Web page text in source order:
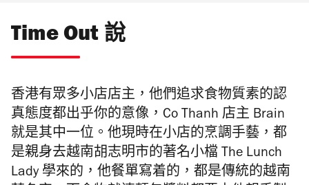
Time Out 說
香港有眾多小店店主，他們追求食物質素的認
真態度都出乎你的意像，Co Thanh 店主 Brain
就是其中一位。他現時在小店的烹調手藝，都
是親身去越南胡志明市的著名小檔 The Lunch
Lady 學來的，他餐單寫着的，都是傳統的越南